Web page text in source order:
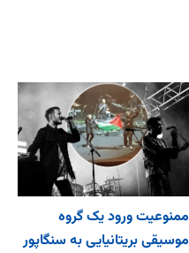
ممنوعیت ورود یک گروه
موسیقی بریتانیایی به سنگاپور